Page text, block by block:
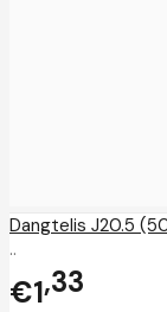
Dangtelis J20.5
..
€1 33